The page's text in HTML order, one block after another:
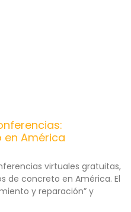
en América
virtuales gratuitas,
de concreto en América. El
y reparación” y